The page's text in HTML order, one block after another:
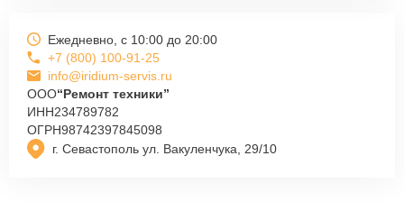
г. Севастополь ул. Вакуленчука, 29/10
Ежедневно, с 10:00 до 20:00
+7 (800) 100-91-25
info@iridium-servis.ru
ООО“Ремонт техники”
ИНН234789782
ОГРН98742397845098